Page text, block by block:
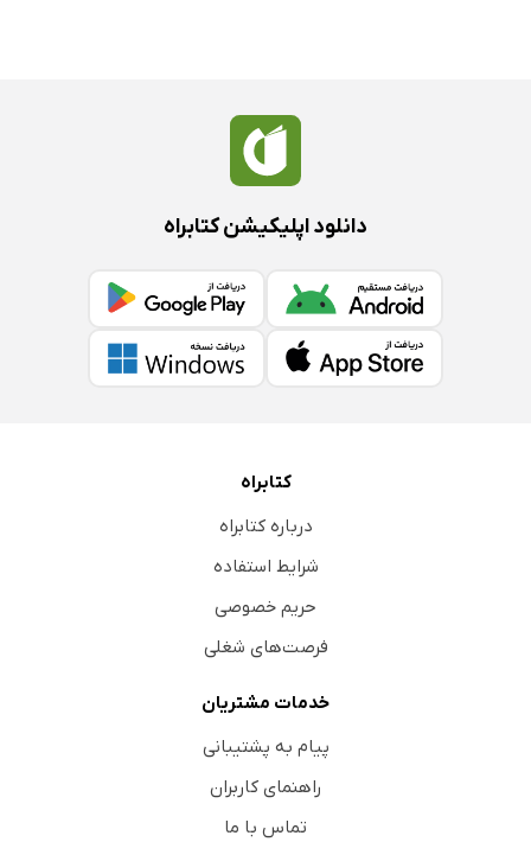
دانلود اپلیکیشن کتابراه
کتابراه
درباره کتابراه
شرایط استفاده
حریم خصوصی
فرصت‌های شغلی
خدمات مشتریان
پیام به پشتیبانی
راهنمای کاربران
تماس با ما